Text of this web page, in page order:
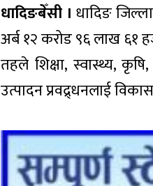
धादिङबेँसी । धादिङ
अर्ब १२ करोड ९६ लाख ६१
तहले शिक्षा, स्वास्थ्य,
उत्पादन प्रवद्र्धनलाई